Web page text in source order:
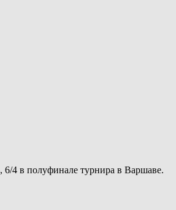
4 в полуфинале турнира в Варшаве.